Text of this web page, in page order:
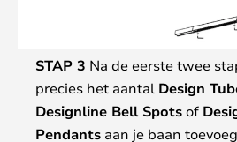
STAP 3 Na de eerste twee
precies het aantal Design
Designline Bell Spotsof
Pendants aan je baan